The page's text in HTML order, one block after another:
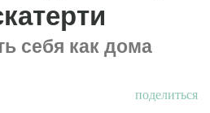
себя как дома
поделиться